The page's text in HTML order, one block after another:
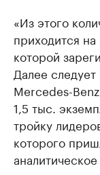
«Из этого
приходится
которой
Далее
Mercedes-
1,5 тыс.
тройку
которого
аналитическое